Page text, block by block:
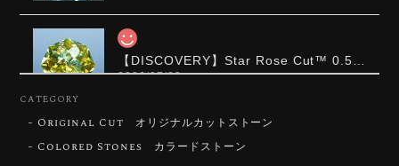
【DISCOVERY】Star Rose Cut™️ 0.51ct Natural Sphene
2026/07/23
ずっと待ち望んでいたカットを運よく購入できて嬉し
いです。 ウルウルとギラギラを一度に見ることができ
CATEGORY
Original Cut オリジナルカットストーン
Colored Stones カラードストーン